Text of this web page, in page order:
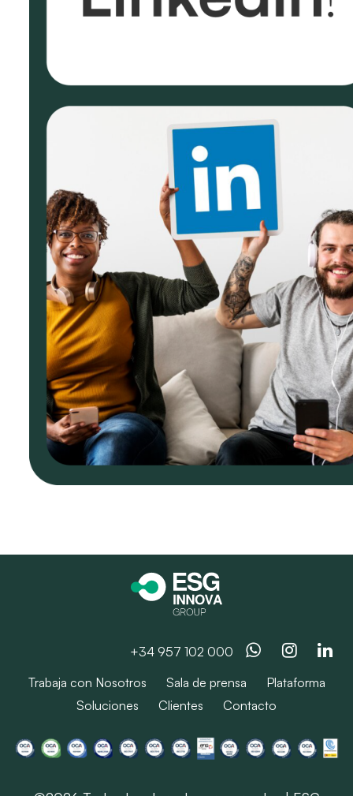
+34 957 102 000 Whatsapp
Trabaja con Nosotros Sala de prensa
Plataforma
Soluciones
Clientes Contacto